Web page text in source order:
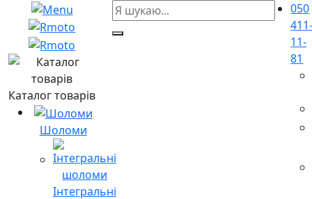
Каталог товарів
Шоломи
Інтегральні
050
11-
81